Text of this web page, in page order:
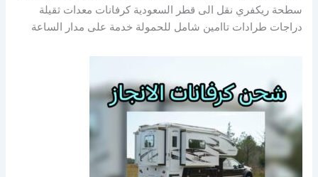
سطحة ريكفري نقل الى قطر السعودية كرفانات معدات ثقيلة
دراجات طرادات تاامين شامل للحمولة خدمة على مدار الساعة